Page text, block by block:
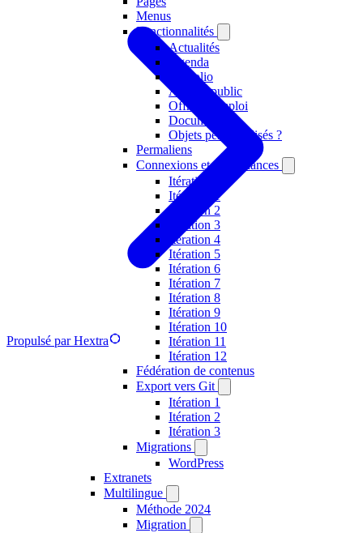
Menus
Fonctionnalités
Actualités
Agenda
Portfolio
Alumni public
Offres d'emploi
Documents ?
Objets personnalisés ?
Permaliens
Connexions et dépendances
Itération 0
Itération 1
Itération 2
Itération 3
Itération 4
Itération 5
Itération 6
Itération 7
Itération 8
Itération 9
Itération 10
Itération 11
Itération 12
Fédération de contenus
Export vers Git
Itération 1
Itération 2
Itération 3
Migrations
WordPress
Extranets
Multilingue
Méthode 2024
Migration
Propulsé par Hextra